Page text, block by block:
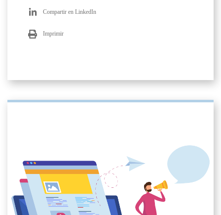
Compartir en LinkedIn
Imprimir